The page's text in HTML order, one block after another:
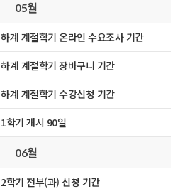
05월
하계 계절학기 온라인 수요조사 기간
하계 계절학기 장바구니 기간
하계 계절학기 수강신청 기간
1학기 개시 90일
06월
2학기 전부(과) 신청 기간